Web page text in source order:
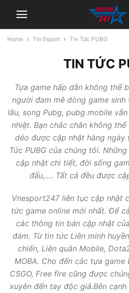
Home Tin Esport Tin Tức PUBG
TIN TỨC
Tựa game hấp dẫn không thể
người đam mê dòng game
lâu, song Pubg, pubg mobile
nhiệt. Bạn chắc chắn không
dẻo được cập nhật hàng ngày
Tức PUBG của chúng tôi.
cập nhật chi tiết, đời sống
đấu,…. Tất cả đều được
Vnesport247 liên tục cập nhật
tức game online mới nhất. Để
các thông tin bản cập nhật
đám. Từ tin tức Liên minh
chiến, Liên quân Mobile,
MOBA. Cho đến các tựa game
CSGO, Free fire cũng được
xuyên đến tay độc giả.Bên